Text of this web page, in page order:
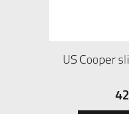
US Cooper